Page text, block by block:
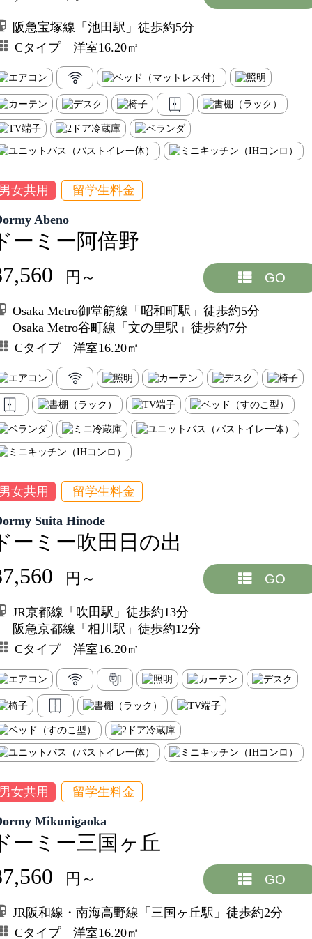
阪急宝塚線「池田駅」徒歩約5分
Cタイプ 洋室16.20㎡
女共用 留学生料金
Abeno
ーミー阿倍野
円～ GO
Osaka Metro御堂筋線「昭和町駅」徒歩約5分
Osaka Metro谷町線「文の里駅」徒歩約7分
Cタイプ 洋室16.20㎡
女共用 留学生料金
Suita Hinode
ーミー吹田日の出
円～ GO
JR京都線「吹田駅」徒歩約13分
阪急京都線「相川駅」徒歩約12分
Cタイプ 洋室16.20㎡
女共用 留学生料金
Mikunigaoka
ーミー三国ヶ丘
円～ GO
JR阪和線・南海高野線「三国ヶ丘駅」徒歩約2分
Cタイプ 洋室16.20㎡